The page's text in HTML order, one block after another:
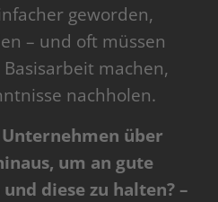
geworden,
– und oft müssen
machen,
nachholen.
über
um an gute
diese zu halten? –